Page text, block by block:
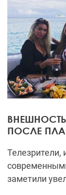
ПОСЛЕ
Телезрители,
заметили